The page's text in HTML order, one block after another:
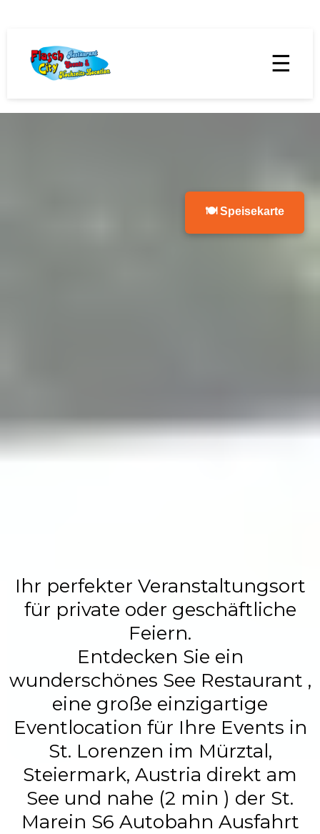
☰
🍽 Speisekarte
Restaurant,
Events &
Ihr perfekter Veranstaltungsort
für private oder geschäftliche
Feiern.
Entdecken Sie ein
wunderschönes See Restaurant ,
eine große einzigartige
Eventlocation für Ihre Events in
St. Lorenzen im Mürztal,
Steiermark, Austria direkt am
See und nahe (2 min ) der St.
Marein S6 Autobahn Ausfahrt